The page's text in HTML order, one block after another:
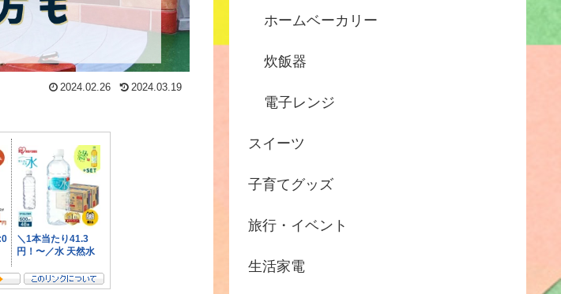
2024.02.26 2024.03.19
ホームベーカリー
炊飯器
電子レンジ
スイーツ
子育てグッズ
旅行・イベント
生活家電